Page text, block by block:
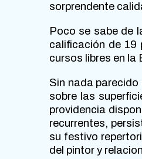
sorprendente
Poco se sabe de
calificación de 19
cursos libres en la
Sin nada parecido
sobre las
providencia
recurrentes,
su festivo
del pintor y